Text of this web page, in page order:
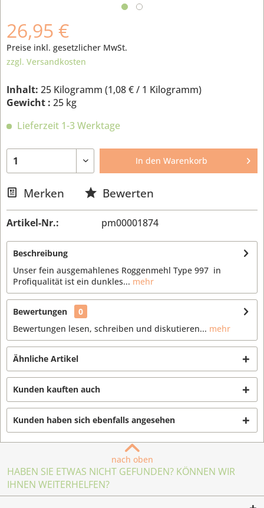
26,95 €
Preise inkl. gesetzlicher MwSt.
zzgl. Versandkosten
Inhalt: 25 Kilogramm (1,08 €/ 1 Kilogramm)
Gewicht : 25 kg
Lieferzeit 1-3 Werktage
In den Warenkorb
Merken Bewerten
Artikel-Nr.: pm00001874
Beschreibung
Unser fein ausgemahlenes Roggenmehl Type 997 in
Profiqualität ist ein dunkles... mehr
Bewertungen
0
Bewertungen lesen, schreiben und diskutieren... mehr
Ähnliche Artikel
Kunden kauften auch
Kunden haben sich ebenfalls angesehen
nach oben
HABEN SIE ETWAS NICHT GEFUNDEN? KÖNNEN WIR
IHNEN WEITERHELFEN?